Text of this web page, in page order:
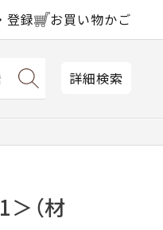
登録 お買い物かご
詳細検索
＞（材